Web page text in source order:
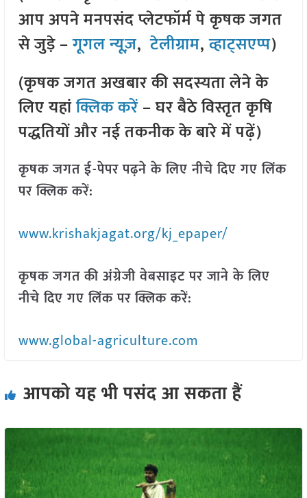
आप अपने मनपसंद प्लेटफॉर्म पे कृषक जगत
से जुड़े –गूगल न्यूज़,टेलीग्राम,व्हाट्सएप्प)
(कृषक जगत अखबार की सदस्यता लेने के
लिए यहांक्लिक करें– घर बैठे विस्तृत कृषि
पद्धतियों और नई तकनीक के बारे में पढ़ें)
कृषक जगत ई-पेपर पढ़ने के लिए नीचे दिए गए लिंक
पर क्लिक करें:
www.krishakjagat.org/kj_epaper/
कृषक जगत की अंग्रेजी वेबसाइट पर जाने के लिए
नीचे दिए गए लिंक पर क्लिक करें:
www.global-agriculture.com
आपको यह भी पसंद आ सकता हैं